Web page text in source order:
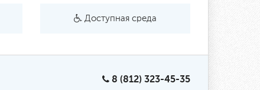
Доступная среда
8 (812) 323-45-35